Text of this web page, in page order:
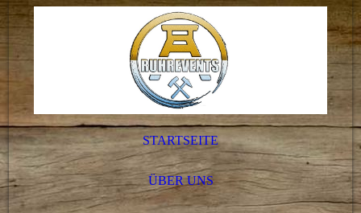
STARTSEITE
ÜBER UNS